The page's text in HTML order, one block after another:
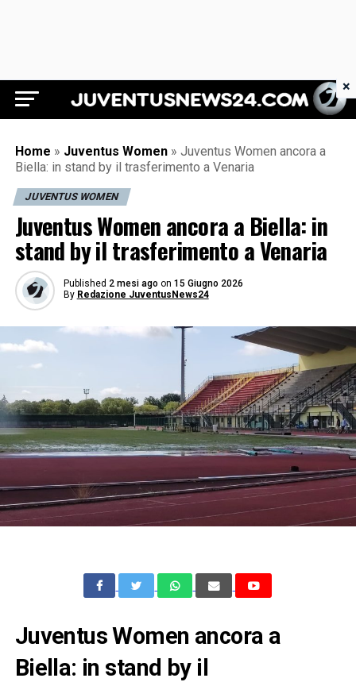
Juventus News 24
Home » Juventus Women » Juventus Women ancora a
Biella: in stand by il trasferimento a Venaria
JUVENTUS WOMEN
Juventus Women ancora a Biella: in
stand by il trasferimento a Venaria
Published 2 mesi ago on 15 Giugno 2026
By Redazione JuventusNews24
Juventus Women ancora a
Biella: in stand by il
×